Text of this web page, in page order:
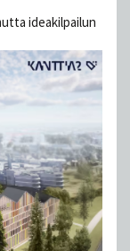
ideakilpailun